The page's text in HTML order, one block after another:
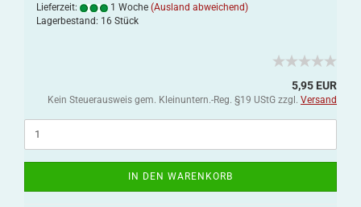
Lieferzeit:
1 Woche (Ausland abweichend)
Lagerbestand: 16 Stück
5,95 EUR
Kein Steuerausweis gem. Kleinuntern.-Reg. §19 UStG zzgl. Versand
IN DEN WARENKORB